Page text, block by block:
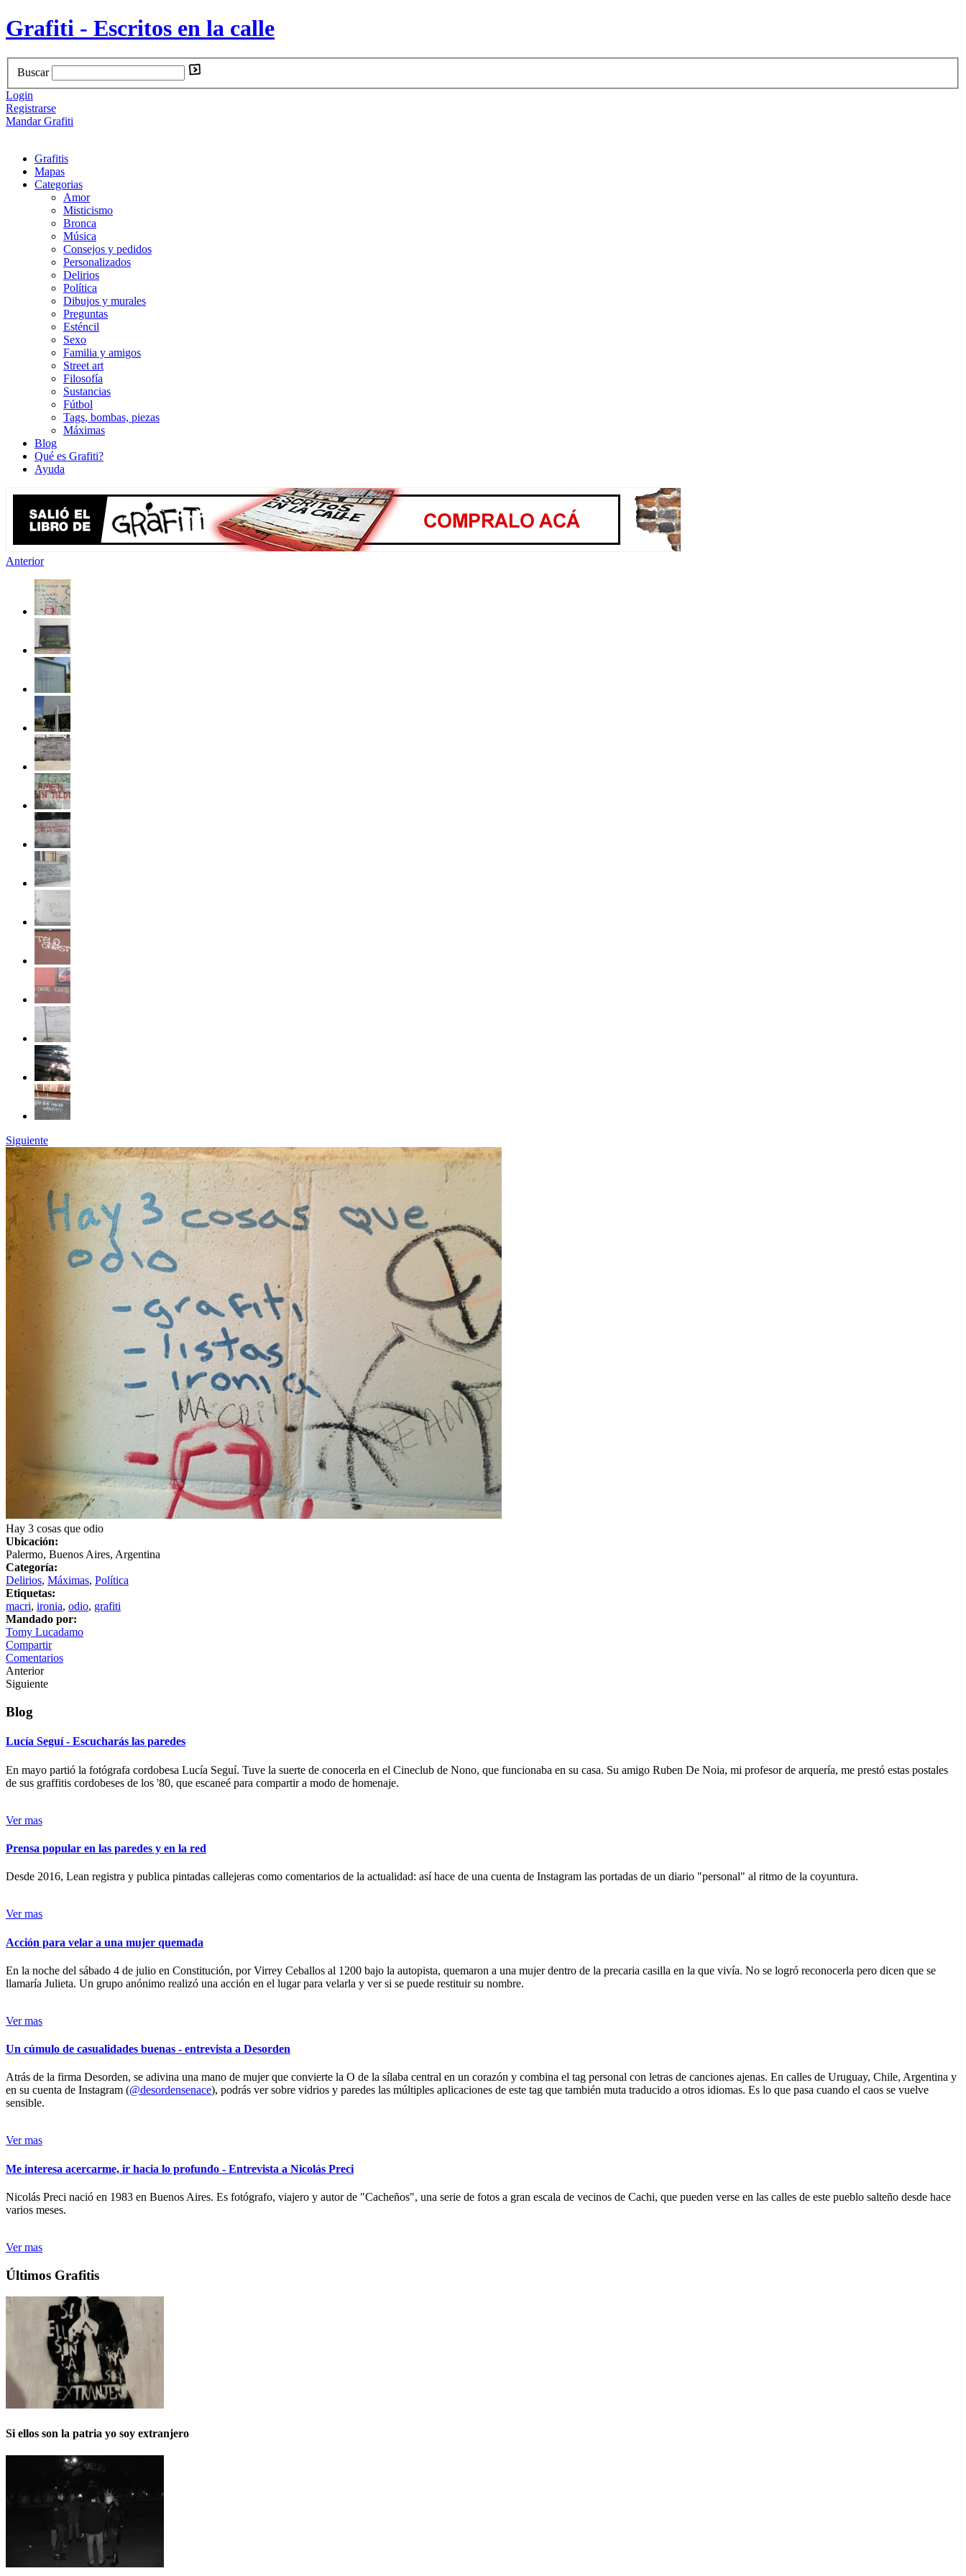
Grafiti - Escritos en la calle
Buscar
Login
Registrarse
Mandar Grafiti
Grafitis
Mapas
Categorias
Amor
Misticismo
Bronca
Música
Consejos y pedidos
Personalizados
Delirios
Política
Dibujos y murales
Preguntas
Esténcil
Sexo
Familia y amigos
Street art
Filosofía
Sustancias
Fútbol
Tags, bombas, piezas
Máximas
Blog
Qué es Grafiti?
Ayuda
Anterior
Siguiente
Hay 3 cosas que odio
Ubicación:
Palermo, Buenos Aires, Argentina
Categoría:
Delirios, Máximas, Política
Etiquetas:
macri, ironia, odio, grafiti
Mandado por:
Tomy Lucadamo
Compartir
Comentarios
Anterior
Siguiente
Blog
Lucía Seguí - Escucharás las paredes
En mayo partió la fotógrafa cordobesa Lucía Seguí. Tuve la suerte de conocerla en el Cineclub de Nono, que funcionaba en su casa. Su amigo Ruben De Noia, mi profesor de arquería, me prestó estas postales
de sus graffitis cordobeses de los '80, que escaneé para compartir a modo de homenaje.
Ver mas
Prensa popular en las paredes y en la red
Desde 2016, Lean registra y publica pintadas callejeras como comentarios de la actualidad: así hace de una cuenta de Instagram las portadas de un diario "personal" al ritmo de la coyuntura.
Ver mas
Acción para velar a una mujer quemada
En la noche del sábado 4 de julio en Constitución, por Virrey Ceballos al 1200 bajo la autopista, quemaron a una mujer dentro de la precaria casilla en la que vivía. No se logró reconocerla pero dicen que se
llamaría Julieta. Un grupo anónimo realizó una acción en el lugar para velarla y ver si se puede restituir su nombre.
Ver mas
Un cúmulo de casualidades buenas - entrevista a Desorden
Atrás de la firma Desorden, se adivina una mano de mujer que convierte la O de la sílaba central en un corazón y combina el tag personal con letras de canciones ajenas. En calles de Uruguay, Chile, Argentina y
en su cuenta de Instagram (@desordensenace), podrás ver sobre vidrios y paredes las múltiples aplicaciones de este tag que también muta traducido a otros idiomas. Es lo que pasa cuando el caos se vuelve
sensible.
Ver mas
Me interesa acercarme, ir hacia lo profundo - Entrevista a Nicolás Preci
Nicolás Preci nació en 1983 en Buenos Aires. Es fotógrafo, viajero y autor de "Cacheños", una serie de fotos a gran escala de vecinos de Cachi, que pueden verse en las calles de este pueblo salteño desde hace
varios meses.
Ver mas
Últimos Grafitis
Si ellos son la patria yo soy extranjero